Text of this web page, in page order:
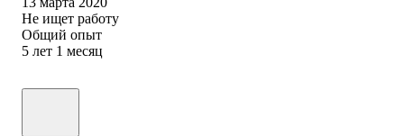
Не ищет работу
Общий опыт
5 лет 1 месяц